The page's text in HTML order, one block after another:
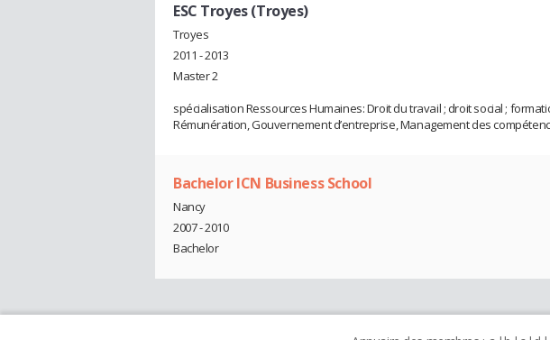
ESC Troyes (Troyes)
Troyes
2011 - 2013
Master 2
spécialisation Ressources Humaines: Droit du travail ; droit social ;
Rémunération, Gouvernement d’entreprise, Management des
Bachelor ICN Business School
Nancy
2007 - 2010
Bachelor